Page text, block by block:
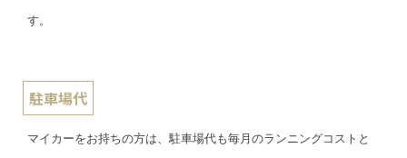
す。
駐車場代
マイカーをお持ちの方は、駐車場代も毎月のランニングコストと